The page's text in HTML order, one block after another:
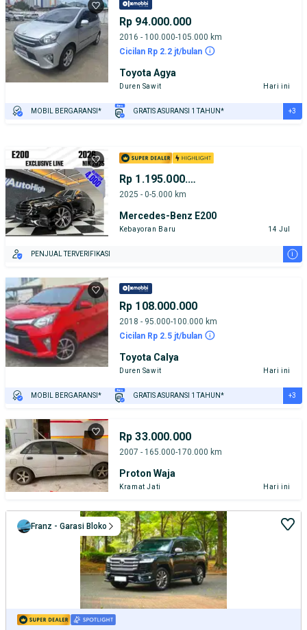
Rp 94.000.000
2016 - 100.000-105.000 km
Cicilan Rp 2.2 jt/bulan
Toyota Agya
Duren Sawit Hari ini
MOBIL BERGARANSI* GRATIS ASURANSI 1 TAHUN* +3
Rp 1.195.000.000
2025 - 0-5.000 km
Mercedes-Benz E200
Kebayoran Baru 14 Jul
PENJUAL TERVERIFIKASI i
Rp 108.000.000
2018 - 95.000-100.000 km
Cicilan Rp 2.5 jt/bulan
Toyota Calya
Duren Sawit Hari ini
MOBIL BERGARANSI* GRATIS ASURANSI 1 TAHUN*
PENJUAL TERVERIFIKASI
+3
Rp 33.000.000
2007 - 165.000-170.000 km
Proton Waja
Kramat Jati Hari ini
Franz - Garasi Bloko